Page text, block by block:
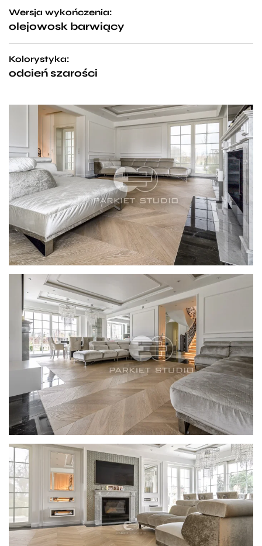
Wersja wykończenia:
olejowosk barwiący
Kolorystyka:
odcień szarości